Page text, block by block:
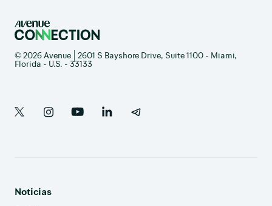
© 2026 Avenue | 2601 S Bayshore Drive, Suite 1100 - Miami,
Florida - U.S. - 33133
Noticias